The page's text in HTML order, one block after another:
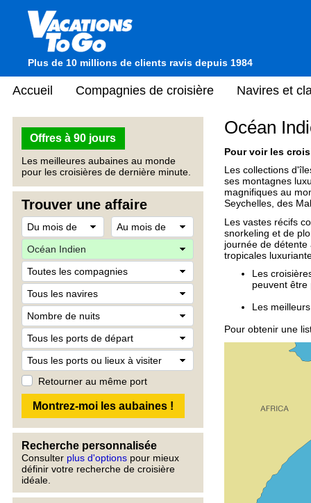
Plus de 10 millions de clients ravis depuis 1984
Accueil Compagnies de croisière Navires et
Offres à 90 jours
Les meilleures aubaines au monde
pour les croisières de dernière minute.
Trouver une affaire
Retourner au même port
Recherche personnalisée
Consulter plus d'options pour mieux
définir votre recherche de croisière
idéale.
Océan
Pour voir les
Les collections
ses montagnes
magnifiques au
Seychelles, des
Les vastes récifs
snorkeling et de
journée de
tropicales
Les
peuvent être
Les
Pour obtenir une